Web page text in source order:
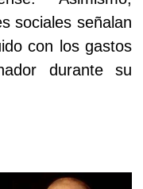
sociales señalan
con los gastos
durante su